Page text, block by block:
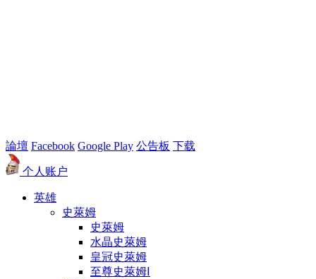
論壇 Facebook Google Play 公告板 下载
个人账户
英雄
史萊姆
史萊姆
水晶史萊姆
皇冠史萊姆
至尊史萊姆Ⅰ